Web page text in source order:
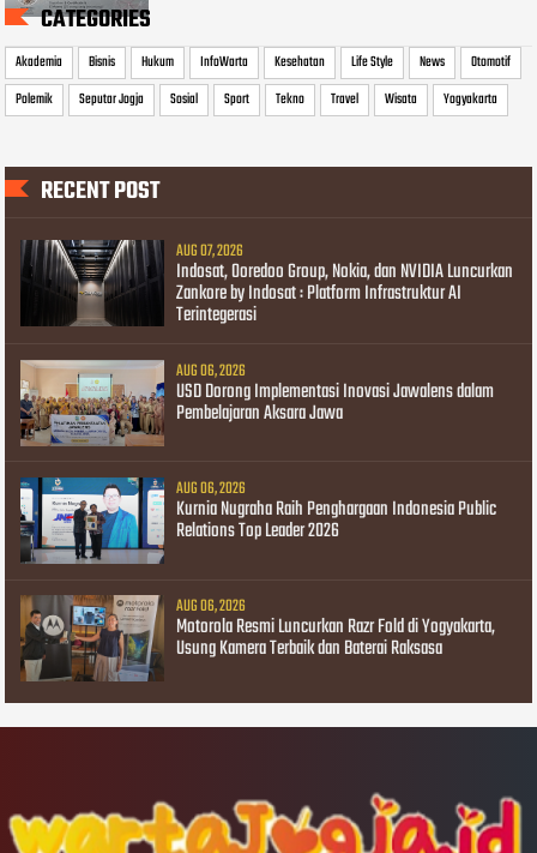
CATEGORIES
Akademia Bisnis Hukum InfoWarta Kesehatan Life Style News
Otomotif
Polemik
Seputar Jogja Sosial Sport Tekno Travel Wisata Yogyakarta
RECENT POST
AUG 07, 2026
Indosat, Ooredoo Group, Nokia, dan NVIDIA Luncurkan
Zankore by Indosat : Platform Infrastruktur AI
Terintegerasi
AUG 06, 2026
USD Dorong Implementasi Inovasi Jawalens dalam
Pembelajaran Aksara Jawa
AUG 06, 2026
Kurnia Nugraha Raih Penghargaan Indonesia Public
Relations Top Leader 2026
AUG 06, 2026
Motorola Resmi Luncurkan Razr Fold di Yogyakarta,
Usung Kamera Terbaik dan Baterai Raksasa